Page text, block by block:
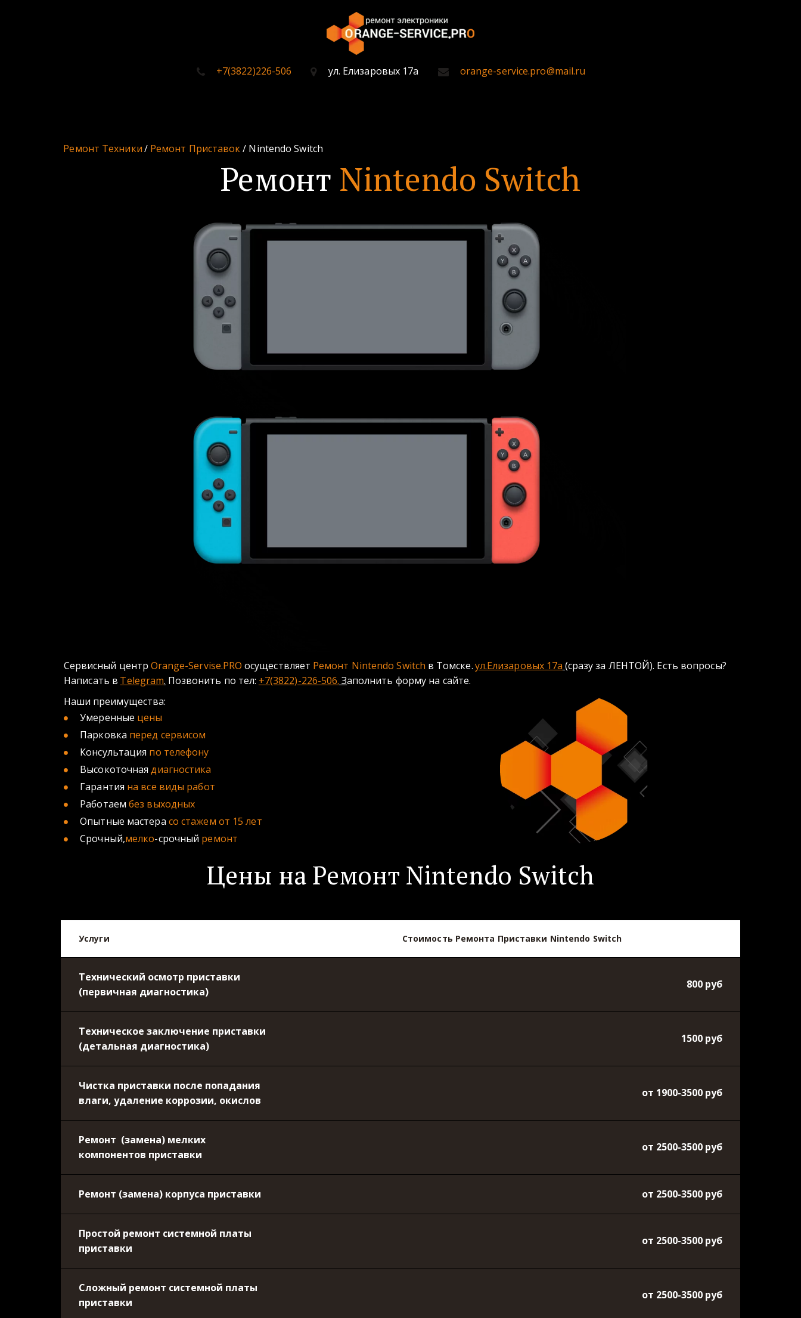
+7(3822)226-506 ул. Елизаровых 17а orange-service.pro@mail.ru
Ремонт Техники / Ремонт Приставок / Nintendo Switch
Ремонт Nintendo Switch
Сервисный центр Orange-Servise.PRO осуществляет Ремонт Nintendo Switch в Томске.ул.Елизаровых 17а (сразу за ЛЕНТОЙ). Есть вопросы?
Написать в Telegram. Позвонить по тел: +7(3822)-226-506. Заполнить форму на сайте.
Наши преимущества:
Умеренные цены
Парковка перед сервисом
Консультация по телефону
Высокоточная диагностика
Гарантия на все виды работ
Работаем без выходных
Опытные мастера со стажем от 15 лет
Срочный,мелко-срочный ремонт
Цены на Ремонт Nintendo Switch
Услуги Стоимость Ремонта Приставки Nintendo Switch
Технический осмотр приставки
(первичная диагностика)
800 руб
Техническое заключение приставки
(детальная диагностика)
1500 руб
Чистка приставки после попадания
влаги, удаление коррозии, окислов
от 1900-3500 руб
Ремонт (замена) мелких
компонентов приставки
от 2500-3500 руб
Ремонт (замена) корпуса приставки от 2500-3500 руб
Простой ремонт системной платы
приставки
от 2500-3500 руб
Сложный ремонт системной платы
приставки
от 2500-3500 руб